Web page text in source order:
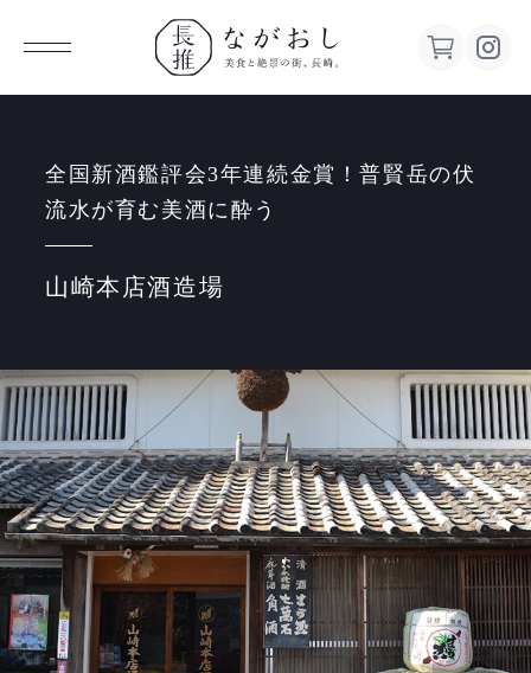
ながお
し 美食
街、長
崎。
全国新酒鑑評会3年連続金賞！普賢岳の伏
流水が育む美酒に酔う
山崎本店酒造場